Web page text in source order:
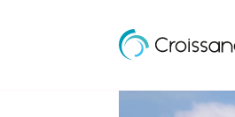
Aller
directement
Croissance
Bleue